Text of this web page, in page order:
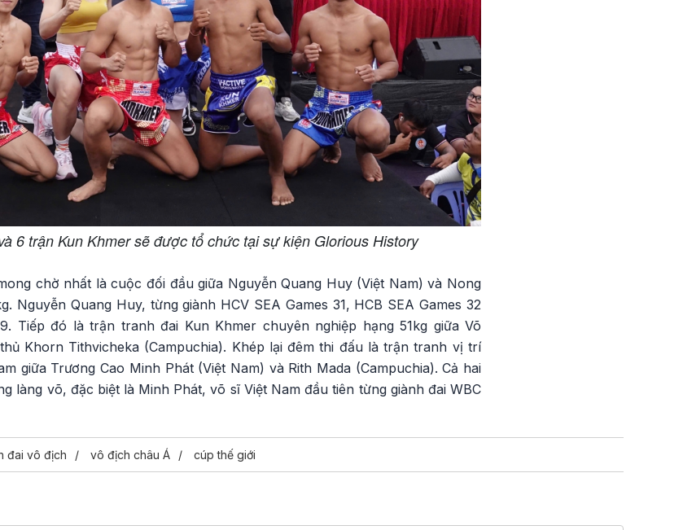
6 trận Kun Khmer sẽ được tổ chức tại sự kiện Glorious History
chờ nhất là cuộc đối đầu giữa Nguyễn Quang Huy (Việt Nam) và Nong
Nguyễn Quang Huy, từng giành HCV SEA Games 31, HCB SEA Games 32
Tiếp đó là trận tranh đai Kun Khmer chuyên nghiệp hạng 51kg giữa Võ
Khorn Tithvicheka (Campuchia). Khép lại đêm thi đấu là trận tranh vị trí
giữa Trương Cao Minh Phát (Việt Nam) và Rith Mada (Campuchia). Cả hai
làng võ, đặc biệt là Minh Phát, võ sĩ Việt Nam đầu tiên từng giành đai WBC
đai vô địch vô địch châu Á cúp thế giới